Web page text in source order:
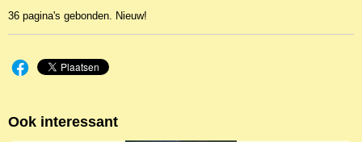
36 pagina's gebonden. Nieuw!
Ook interessant